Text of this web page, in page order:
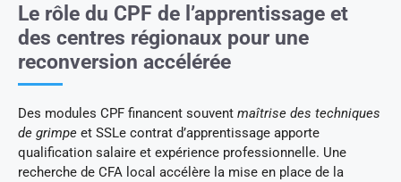
Le rôle du CPF de l’apprentissage et
des centres régionaux pour une
reconversion accélérée
Des modules CPF financent souvent maîtrise des techniques
de grimpe et SSLe contrat d’apprentissage apporte
qualification salaire et expérience professionnelle. Une
recherche de CFA local accélère la mise en place de la